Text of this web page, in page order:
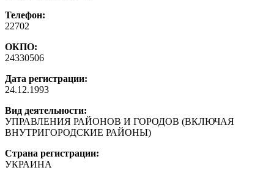
Телефон:
22702
ОКПО:
24330506
Дата регистрации:
24.12.1993
Вид деятельности:
УПРАВЛЕНИЯ РАЙОНОВ И ГОРОДОВ (ВКЛЮЧАЯ
ВНУТРИГОРОДСКИЕ РАЙОНЫ)
Страна регистрации:
УКРАИНА